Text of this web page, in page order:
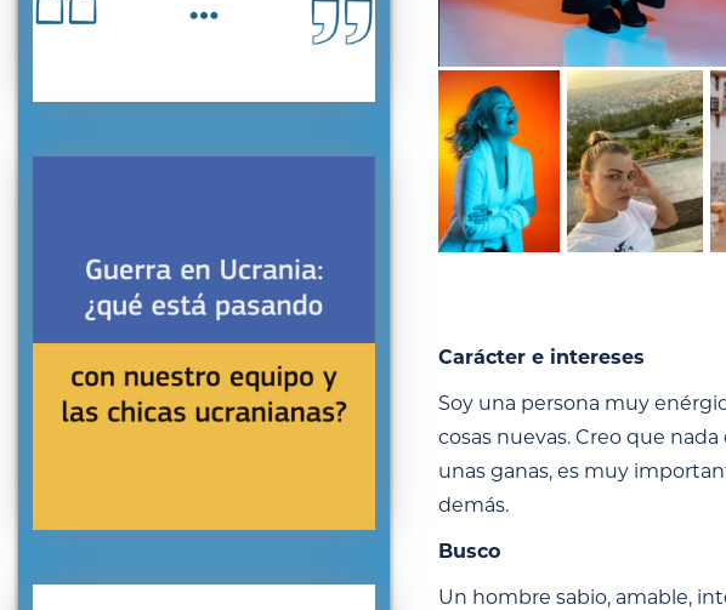
Carácter e intereses
Soy una persona muy
cosas nuevas. Creo que
unas ganas, es muy
demás.
Busco
Un hombre sabio, amable,